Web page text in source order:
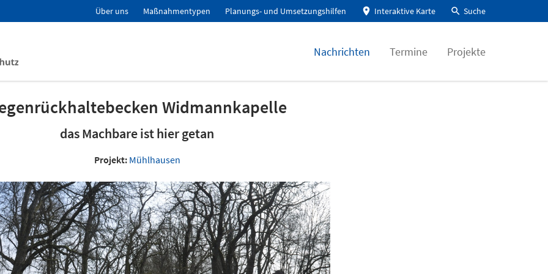
Über uns Maßnahmentypen Planungs- und Umsetzungshilfen Interaktive Karte Suche
Nachrichten Termine Projekte
Widmannkapelle
das Machbare ist hier getan
Projekt: Mühlhausen